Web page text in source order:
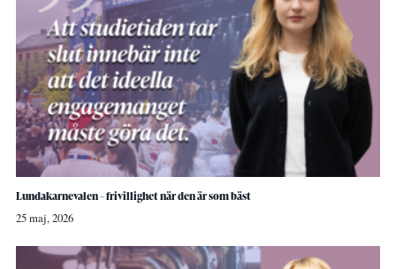
Lundakarnevalen – frivillighet när den är som bäst
25 maj, 2026